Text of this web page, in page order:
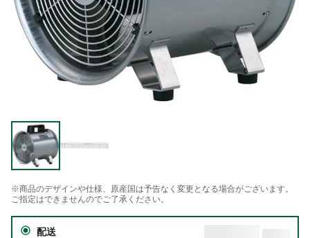
※商品のデザインや仕様、原産国は予告なく変更となる場合がございます。
ご指定はできませんのでご了承ください。
配送